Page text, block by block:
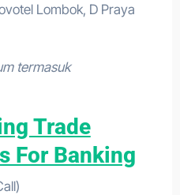
Lombok, D Praya
termasuk
Trade
For Banking